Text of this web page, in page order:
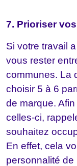
7. Prioriser
Si votre travail
vous rester
communes. La
choisir 5 à 6
de marque.
celles-ci,
souhaitez
En effet, cela
personnalité de